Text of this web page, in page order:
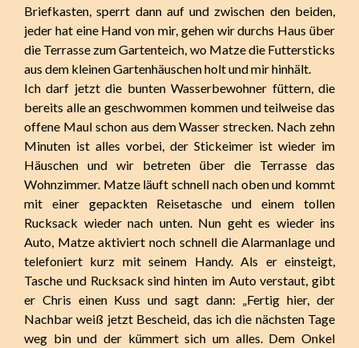
Briefkasten, sperrt dann auf und zwischen den beiden,
jeder hat eine Hand von mir, gehen wir durchs Haus über
die Terrasse zum Gartenteich, wo Matze die Futtersticks
aus dem kleinen Gartenhäuschen holt und mir hinhält.
Ich darf jetzt die bunten Wasserbewohner füttern, die
bereits alle an geschwommen kommen und teilweise das
offene Maul schon aus dem Wasser strecken. Nach zehn
Minuten ist alles vorbei, der Stickeimer ist wieder im
Häuschen und wir betreten über die Terrasse das
Wohnzimmer. Matze läuft schnell nach oben und kommt
mit einer gepackten Reisetasche und einem tollen
Rucksack wieder nach unten. Nun geht es wieder ins
Auto, Matze aktiviert noch schnell die Alarmanlage und
telefoniert kurz mit seinem Handy. Als er einsteigt,
Tasche und Rucksack sind hinten im Auto verstaut, gibt
er Chris einen Kuss und sagt dann: „Fertig hier, der
Nachbar weiß jetzt Bescheid, das ich die nächsten Tage
weg bin und der kümmert sich um alles. Dem Onkel